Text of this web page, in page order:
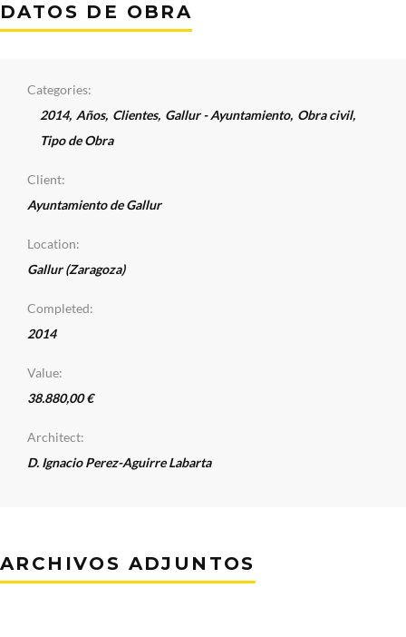
DATOS DE OBRA
Categories:
2014, Años, Clientes, Gallur - Ayuntamiento, Obra civil,
Tipo de Obra
Client:
Ayuntamiento de Gallur
Location:
Gallur (Zaragoza)
Completed:
2014
Value:
38.880,00 €
Architect:
D. Ignacio Perez-Aguirre Labarta
ARCHIVOS ADJUNTOS